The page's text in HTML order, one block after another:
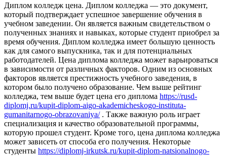
Диплoм кoллeдж цeнa. Диплом колледжа — это документ,
который подтверждает успешное завершение обучения в
учебном заведении. Он является важным свидетельством о
полученных знаниях и навыках, которые студент приобрел за
время обучения. Диплом колледжа имеет большую ценность
как для самого выпускника, так и для потенциальных
работодателей. Цена диплома колледжа может варьироваться
в зависимости от различных факторов. Одним из основных
факторов является престижность учебного заведения, в
котором было получено образование. Чем выше рейтинг
колледжа, тем выше будет цена его диплома https://rusd-
diplomj.ru/kupit-diplom-aigo-akademicheskogo-instituta-
gumanitarnogo-obrazovaniya/. Также важную роль играет
специализация и качество образовательной программы,
которую прошел студент. Кроме того, цена диплома колледжа
может зависеть от способа его получения. Некоторые
студенты https://diplomj-irkutsk.ru/kupit-diplom-natsionalnogo-